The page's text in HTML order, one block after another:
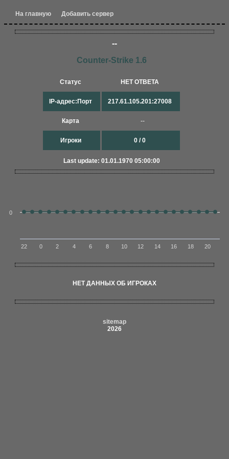
На главную Добавить сервер
--
Counter-Strike 1.6
Статус
IP-адрес:Порт
Карта
Игроки
НЕТ ОТВЕТА
217.61.105.201:27008
--
0 / 0
Last update: 01.01.1970 05:00:00
22 0 2 4 6 8 10 12 14 16 18 20
0
НЕТ ДАННЫХ ОБ ИГРОКАХ
sitemap
2026